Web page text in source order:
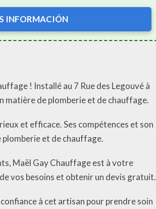
INFORMACIÓN
! Installé au 7 Rue des Legouvé à
matière de plomberie et de chauffage.
et efficace. Ses compétences et son
et de chauffage.
Maël Gay Chauffage est à votre
vos besoins et obtenir un devis gratuit.
à cet artisan pour prendre soin